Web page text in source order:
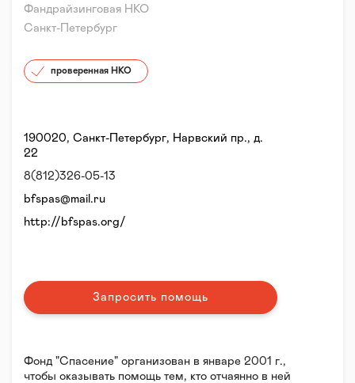
Фандрайзинговая НКО
Санкт-Петербург
проверенная НКО
Фонд "Спасение" организован в январе 2001 г.,
чтобы оказывать помощь тем, кто отчаянно в ней
190020, Санкт-Петербург, Нарвский пр., д.
22
8(812)326-05-13
bfspas@mail.ru
http://bfspas.org/
Запросить помощь